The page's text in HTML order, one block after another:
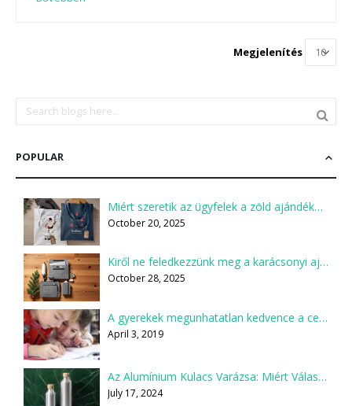
Megjelenítés
POPULAR
Miért szeretik az ügyfelek a zöld ajándékokat?
October 20, 2025
Kiről ne feledkezzünk meg a karácsonyi ajándékcsomagok összeállításakor?
October 28, 2025
A gyerekek megunhatatlan kedvence a ceruza
April 3, 2019
Az Alumínium Kulacs Varázsa: Miért Válaszd Te is?
July 17, 2024